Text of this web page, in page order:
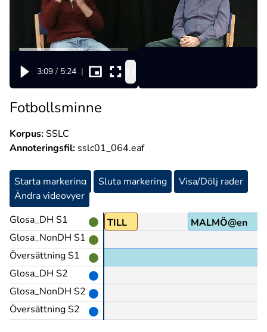
3:09 / 5:24 |
Fotbollsminne
Korpus:SSLC
Annoteringsfil: sslc01_064.eaf
Starta markering Sluta markering
Visa/Dölj rader
Ändra videovyer
Glosa_DH S1
Glosa_NonDH S1
Översättning S1
Glosa_DH S2
Glosa_NonDH S2
Översättning S2
TILL MALMÖ@en